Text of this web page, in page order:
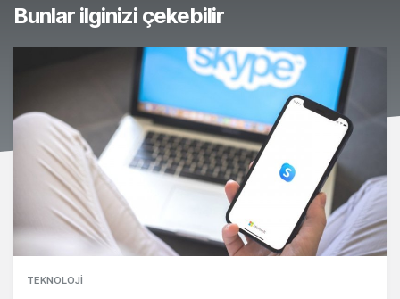
Bunlar ilginizi çekebilir
TEKNOLOJI